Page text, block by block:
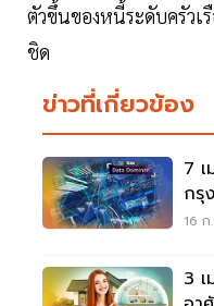
ตัวขึ้นของหนี้ระดับครัวเ
ชิด
ข่าวที่เกี่ยวข้อง
7
กรุ
16
3